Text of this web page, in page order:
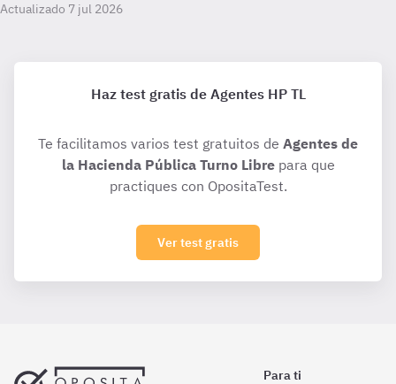
Actualizado 7 jul 2026
Haz test gratis de Agentes HP TL
Te facilitamos varios test gratuitos de Agentes de
la Hacienda Pública Turno Librepara que
practiques con OpositaTest.
Ver test gratis
Para ti